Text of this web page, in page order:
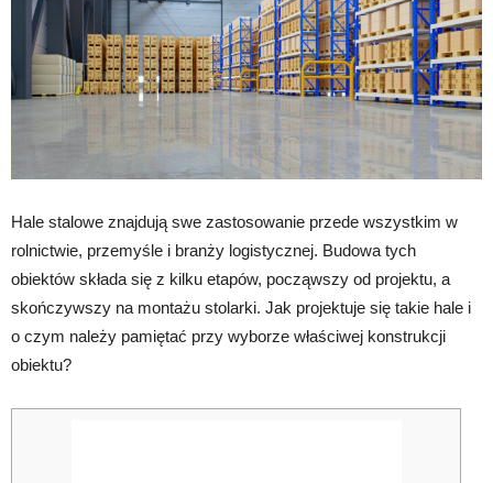
Hale stalowe znajdują swe zastosowanie przede wszystkim w
rolnictwie, przemyśle i branży logistycznej. Budowa tych
obiektów składa się z kilku etapów, począwszy od projektu, a
skończywszy na montażu stolarki. Jak projektuje się takie hale i
o czym należy pamiętać przy wyborze właściwej konstrukcji
obiektu?